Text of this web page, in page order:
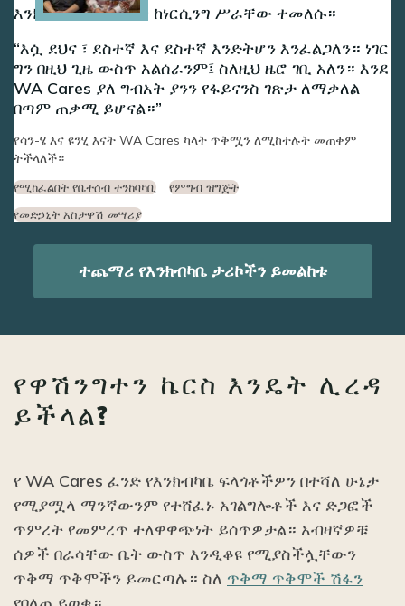
እንክብካቤን ለመስጠት ከነርሲንግ ሥራቸው ተመለሱ።
እሷ ደህና ፣ ደስተኛ እና ደስተኛ እንድትሆን እንፈልጋለን። ነገር
ግን በዚህ ጊዜ ውስጥ አልሰራንም፤ ስለዚህ ዜሮ ገቢ አለን። እንደ
WA Cares ያለ ግብአት ያንን የፋይናንስ ገጽታ ለማቃለል
በጣም ጠቃሚ ይሆናል።
የሳን-ሄ እና ዩንሂ እናት WA Cares ካላት ጥቅሟን ለሚከተሉት መጠቀም
ትችላለች።
የሚከፈልበት የቤተሰብ ተንከባካቢ
የምግብ ዝግጅት
የመድኃኒት አስታዋሽ መሣሪያ
ተጨማሪ የእንክብካቤ ታሪኮችን ይመልከቱ
የዋሽንግተን ኬርስ እንዴት ሊረዳ
ይችላል?
የ WA Cares ፈንድ የእንክብካቤ ፍላጎቶችዎን በተሻለ ሁኔታ
የሚያሟላ ማንኛውንም የተሸፈኑ አገልግሎቶች እና ድጋፎች
ጥምረት የመምረጥ ተለዋዋጭነት ይሰጥዎታል። አብዛኛዎቹ
ሰዎች በራሳቸው ቤት ውስጥ እንዲቆዩ የሚያስችሏቸውን
ጥቅማ ጥቅሞችን ይመርጣሉ። ስለ ጥቅማ ጥቅሞች ሽፋን